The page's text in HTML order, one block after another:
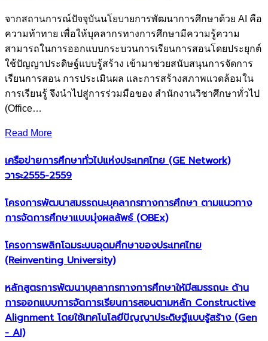
จากสถานการณ์ปัจจุบันนโยบายการพัฒนาการศึกษาด้วย AI คือ
ความท้าทาย เพื่อให้บุคลากรทางการศึกษามีความรู้ความ
สามารถในการออกแบบกระบวนการเรียนการสอนโดยประยุกต์
ใช้ปัญญาประดิษฐ์แบบรู้สร้าง เข้ามาช่วยสนับสนุนการจัดการ
เรียนการสอน การประเมินผล และการสร้างสภาพแวดล้อมใน
การเรียนรู้ จึงนำไปสู่การร่วมมือของ สำนักงานวิชาศึกษาทั่วไป
(Office…
Read More
เครือข่ายการศึกษาทั่วไปแห่งประเทศไทย (GE Network)​
วาระ2555-2559
โครงการพัฒนาสมรรถนะบุคลากรทางการศึกษา ตามแนวทาง
การจัดการศึกษาแบบมุ่งผลลัพธ์ (OBEx)
โครงการพลิกโฉมระบบอุดมศึกษาของประเทศไทย
(Reinventing University)
หลักสูตรการพัฒนาบุคลากรทางการศึกษาให้มีสมรรถนะ ด้าน
การออกแบบการจัดการเรียนการสอนตามหลัก Constructive
Alignment โดยใช้เทคโนโลยีปัญญาประดิษฐ์แบบรู้สร้าง (Gen
- AI)